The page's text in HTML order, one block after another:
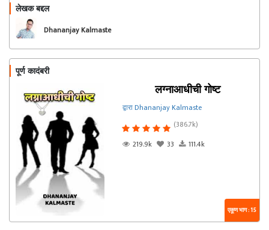
लेखक बद्दल
Dhananjay Kalmaste
पूर्ण कादंबरी
लग्नाआधीची गोष्ट
द्वारा Dhananjay Kalmaste
(386.7k)
219.9k
33 111.4k
एकूण भाग : 15